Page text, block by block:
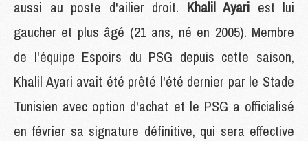
aussi au poste d'ailier droit. Khalil Ayari est lui
gaucher et plus âgé (21 ans, né en 2005). Membre
de l'équipe Espoirs du PSG depuis cette saison,
Khalil Ayari avait été prêté l'été dernier par le Stade
Tunisien avec option d'achat et le PSG a officialisé
en février sa signature définitive, qui sera effective